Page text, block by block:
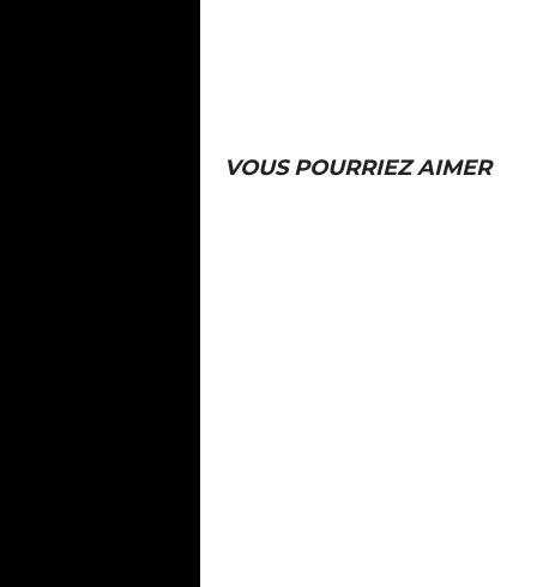
VOUS POURRIEZ AIMER